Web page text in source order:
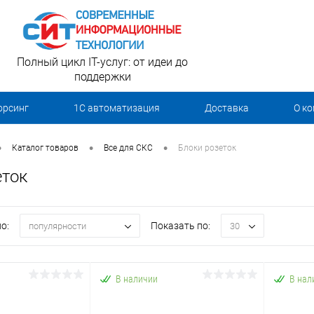
Полный цикл IT-услуг: от идеи до
поддержки
1С автоматизация Доставка О
Каталог товаров • Все для СКС • Блоки розеток
популярности Показать по: 30
В наличии В